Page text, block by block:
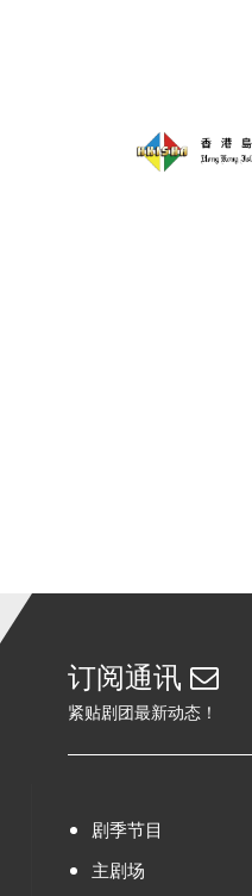
订阅通讯
紧贴剧团最新动态！
剧季节目
主剧场